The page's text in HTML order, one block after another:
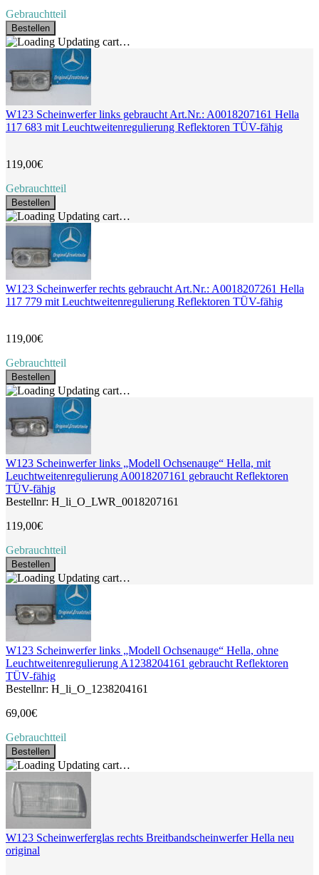
Gebrauchtteil
Bestellen
Updating cart…
W123 Scheinwerfer links gebraucht Art.Nr.: A0018207161 Hella
117 683 mit Leuchtweitenregulierung Reflektoren TÜV-fähig
119,00€
Gebrauchtteil
Bestellen
Updating cart…
W123 Scheinwerfer rechts gebraucht Art.Nr.: A0018207261 Hella
117 779 mit Leuchtweitenregulierung Reflektoren TÜV-fähig
119,00€
Gebrauchtteil
Bestellen
Updating cart…
W123 Scheinwerfer links „Modell Ochsenauge“ Hella, mit
Leuchtweitenregulierung A0018207161 gebraucht Reflektoren
TÜV-fähig
Bestellnr: H_li_O_LWR_0018207161
119,00€
Gebrauchtteil
Bestellen
Updating cart…
W123 Scheinwerfer links „Modell Ochsenauge“ Hella, ohne
Leuchtweitenregulierung A1238204161 gebraucht Reflektoren
TÜV-fähig
Bestellnr: H_li_O_1238204161
69,00€
Gebrauchtteil
Bestellen
Updating cart…
W123 Scheinwerferglas rechts Breitbandscheinwerfer Hella neu
original